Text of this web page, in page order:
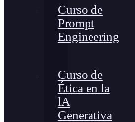
Curso de
Prompt
Engineering
Curso de
Ética en la
lA
Generativa